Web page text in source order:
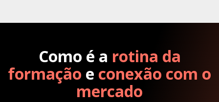
Como é a rotina da
formação e conexão com o
mercado